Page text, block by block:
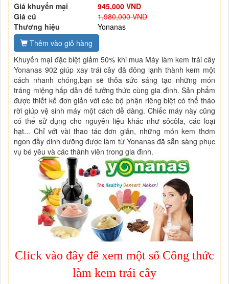
Giá khuyến mại
945,000 VND
Giá cũ
1,980,000 VND
Thương hiệu
Yonanas
Thêm vào giỏ hàng
Khuyến mại đặc biệt giảm 50% khi mua Máy làm kem trái cây
Yonanas 902 giúp xay trái cây đã đông lạnh thành kem một
cách nhanh chóng,bạn sẽ thỏa sức sáng tạo những món
tráng miệng hấp dẫn để tưởng thức cùng gia đình. Sản phẩm
được thiết kế đơn giản với các bộ phận riêng biệt có thể tháo
rời giúp vệ sinh máy một cách dễ dàng. Chiếc máy này cũng
có thể sử dụng cho nguyên liệu khác như sôcôla, các loại
hạt... Chỉ với vài thao tác đơn giản, những món kem thơm
ngon đầy dinh dưỡng được làm từ Yonanas đã sẵn sàng phục
vụ bé yêu và các thành viên trong gia đình.
Click vào đây để xem một số Công thức
làm kem trái cây